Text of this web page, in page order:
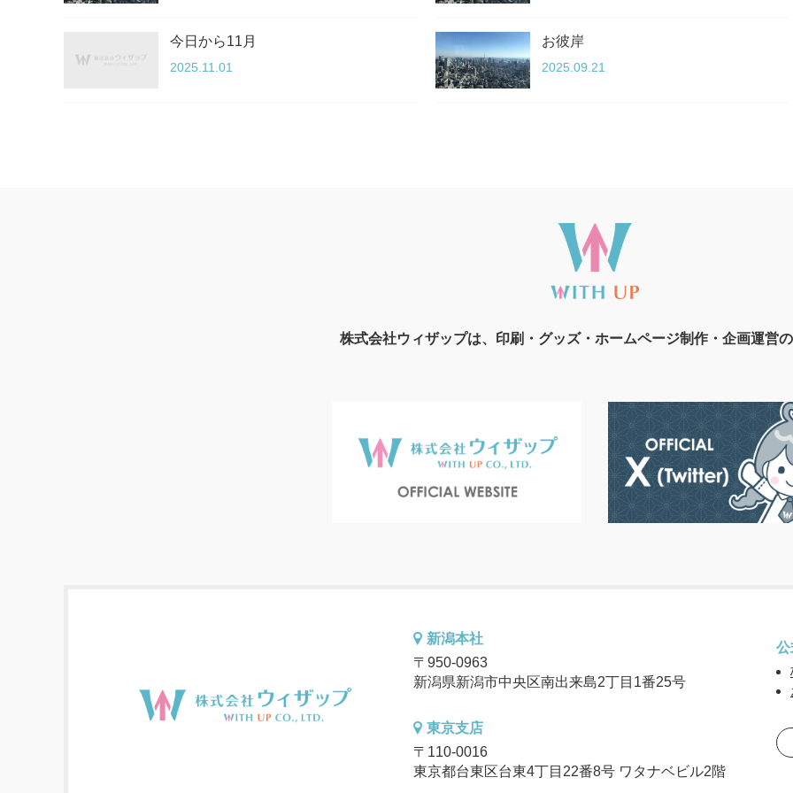
今日から11月
2025.11.01
お彼岸
2025.09.21
株式会社ウィザップは、印刷・グッズ・ホームページ制作・企画運営
新潟本社
〒950-0963
新潟県新潟市中央区南出来島2丁目1番25号
東京支店
〒110-0016
東京都台東区台東4丁目22番8号 ワタナベビル2階
公